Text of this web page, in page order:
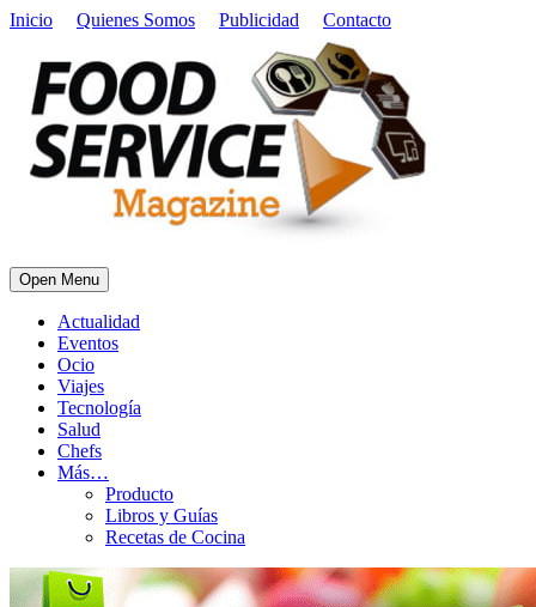
Inicio Quienes Somos Publicidad Contacto
Open Menu
Actualidad
Eventos
Ocio
Viajes
Tecnología
Salud
Chefs
Más…
Producto
Libros y Guías
Recetas de Cocina